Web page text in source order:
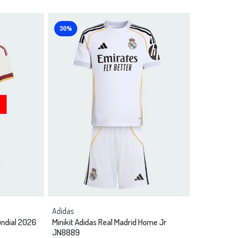
2026
30%
Adidas
Minikit Adidas Real Madrid Home Jr
JN8889